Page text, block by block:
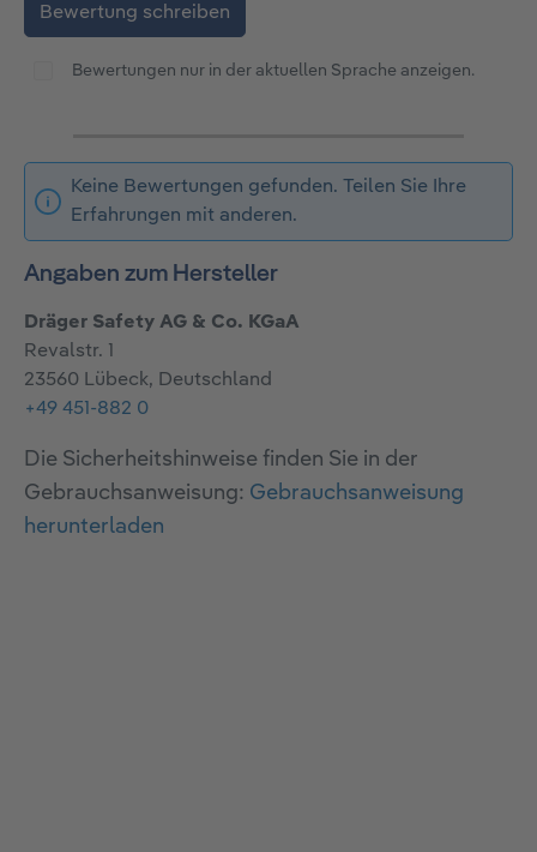
Bewertung schreiben
Bewertungen nur in der aktuellen Sprache anzeigen.
Keine Bewertungen gefunden. Teilen Sie Ihre
Erfahrungen mit anderen.
Angaben zum Hersteller
Dräger Safety AG & Co. KGaA
Revalstr. 1
23560 Lübeck, Deutschland
+49 451-882 0
Die Sicherheitshinweise finden Sie in der
Gebrauchsanweisung: Gebrauchsanweisung
herunterladen